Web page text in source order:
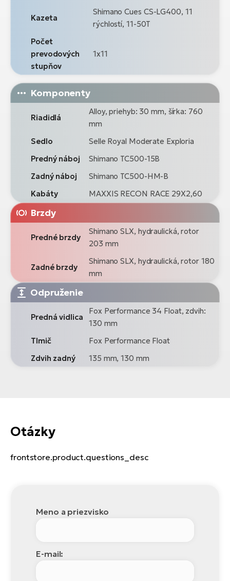
Kazeta
Shimano Cues CS-LG400, 11
rýchlostí, 11-50T
Počet
prevodových
stupňov
1x11
Komponenty
Riadidlá
Alloy, priehyb: 30 mm, šírka: 760
mm
Sedlo
Selle Royal Moderate Exploria
Predný náboj
Shimano TC500-15B
Zadný náboj
Shimano TC500-HM-B
Kabáty
MAXXIS RECON RACE 29X2,60
Brzdy
Predné brzdy
Shimano SLX, hydraulická, rotor
203 mm
Zadné brzdy
Shimano SLX, hydraulická, rotor 180
mm
Odpruženie
Predná vidlica
Fox Performance 34 Float, zdvih:
130 mm
Tlmič
Fox Performance Float
Zdvih zadný
135 mm, 130 mm
Otázky
frontstore.product.questions_desc
Meno a priezvisko
E-mail: